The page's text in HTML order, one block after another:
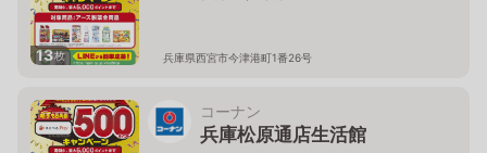
13枚 兵庫県西宮市今津港町1番26号
コーナン
兵庫松原通店生活館